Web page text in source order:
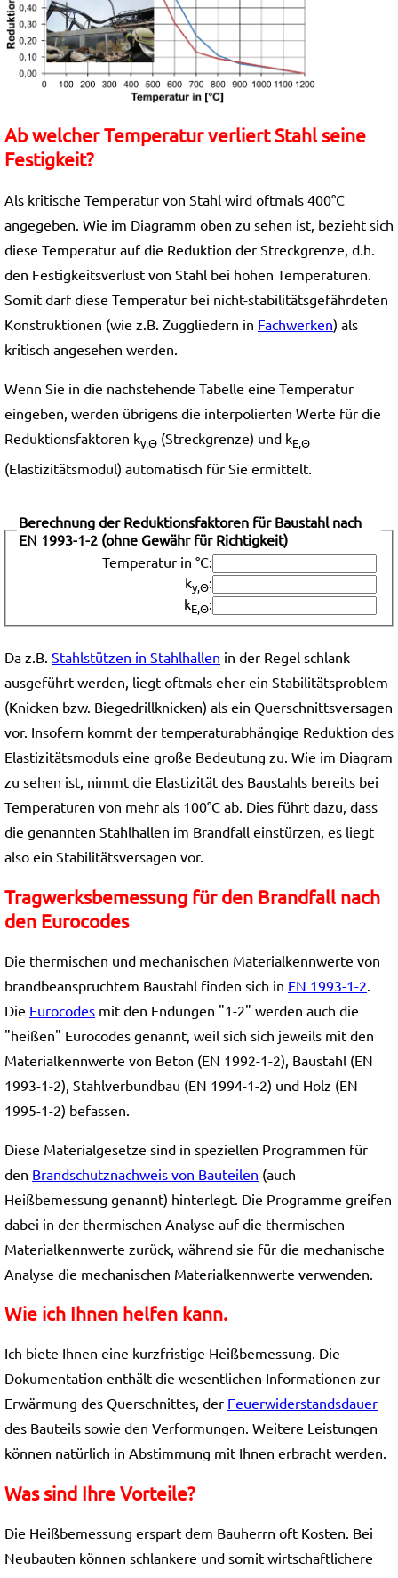
Ab welcher Temperatur verliert Stahl seine
Festigkeit?
Als kritische Temperatur von Stahl wird oftmals 400°C
angegeben. Wie im Diagramm oben zu sehen ist, bezieht sich
diese Temperatur auf die Reduktion der Streckgrenze, d.h.
den Festigkeitsverlust von Stahl bei hohen Temperaturen.
Somit darf diese Temperatur bei nicht-stabilitätsgefährdeten
Konstruktionen (wie z.B. Zuggliedern in Fachwerken) als
kritisch angesehen werden.
Wenn Sie in die nachstehende Tabelle eine Temperatur
eingeben, werden übrigens die interpolierten Werte für die
Reduktionsfaktoren ky,Θ (Streckgrenze) und kE,Θ
(Elastizitätsmodul) automatisch für Sie ermittelt.
Berechnung der Reduktionsfaktoren für Baustahl nach
EN 1993-1-2 (ohne Gewähr für Richtigkeit)
Temperatur in °C:
ky,Θ:
kE,Θ:
Da z.B. Stahlstützen in Stahlhallen in der Regel schlank
ausgeführt werden, liegt oftmals eher ein Stabilitätsproblem
(Knicken bzw. Biegedrillknicken) als ein Querschnittsversagen
vor. Insofern kommt der temperaturabhängige Reduktion des
Elastizitätsmoduls eine große Bedeutung zu. Wie im Diagram
zu sehen ist, nimmt die Elastizität des Baustahls bereits bei
Temperaturen von mehr als 100°C ab. Dies führt dazu, dass
die genannten Stahlhallen im Brandfall einstürzen, es liegt
also ein Stabilitätsversagen vor.
Tragwerksbemessung für den Brandfall nach
den Eurocodes
Die thermischen und mechanischen Materialkennwerte von
brandbeanspruchtem Baustahl finden sich in EN 1993-1-2
Die Eurocodes mit den Endungen "1-2" werden auch die
"heißen" Eurocodes genannt, weil sich sich jeweils mit den
Materialkennwerte von Beton (EN 1992-1-2), Baustahl (EN
1993-1-2), Stahlverbundbau (EN 1994-1-2) und Holz (EN
1995-1-2) befassen.
Diese Materialgesetze sind in speziellen Programmen für
den Brandschutznachweis von Bauteilen (auch
Heißbemessung genannt) hinterlegt. Die Programme greifen
dabei in der thermischen Analyse auf die thermischen
Materialkennwerte zurück, während sie für die mechanische
Analyse die mechanischen Materialkennwerte verwenden.
Wie ich Ihnen helfen kann.
Ich biete Ihnen eine kurzfristige Heißbemessung. Die
Dokumentation enthält die wesentlichen Informationen zur
Erwärmung des Querschnittes, der Feuerwiderstandsdauer
des Bauteils sowie den Verformungen. Weitere Leistungen
können natürlich in Abstimmung mit Ihnen erbracht werden.
Was sind Ihre Vorteile?
Die Heißbemessung erspart dem Bauherrn oft Kosten. Bei
Neubauten können schlankere und somit wirtschaftlichere